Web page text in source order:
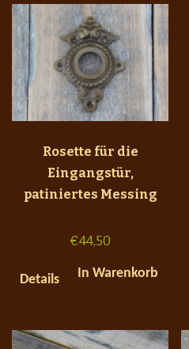
Rosette für die
Eingangstür,
patiniertes Messing
€44,50
Details In Warenkorb